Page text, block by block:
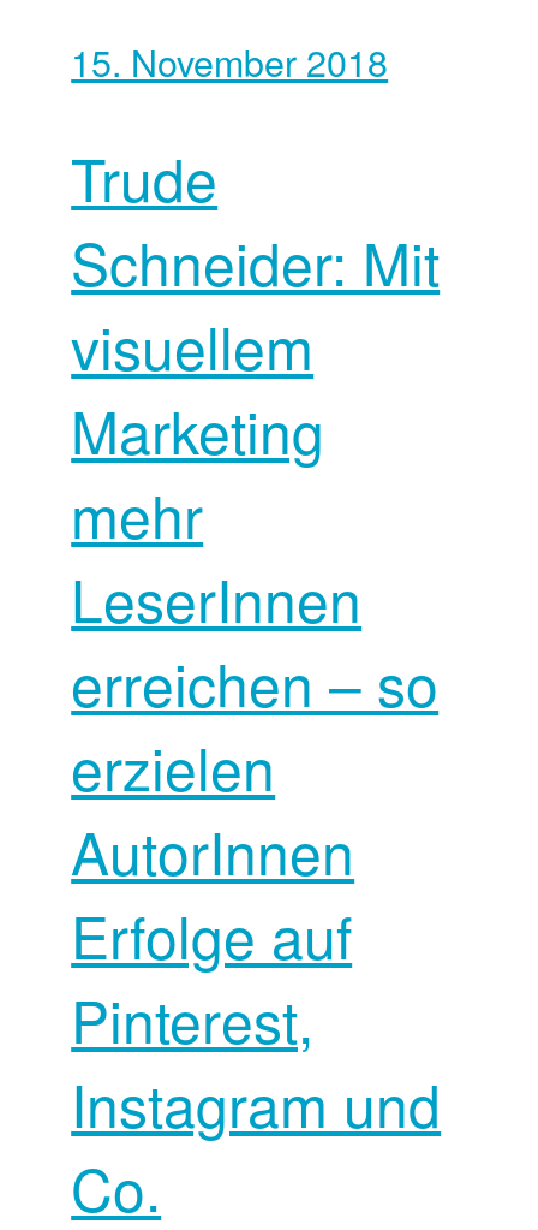
15. November 2018
Trude
Schneider: Mit
visuellem
Marketing
mehr
LeserInnen
erreichen – so
erzielen
AutorInnen
Erfolge auf
Pinterest,
Instagram und
Co.